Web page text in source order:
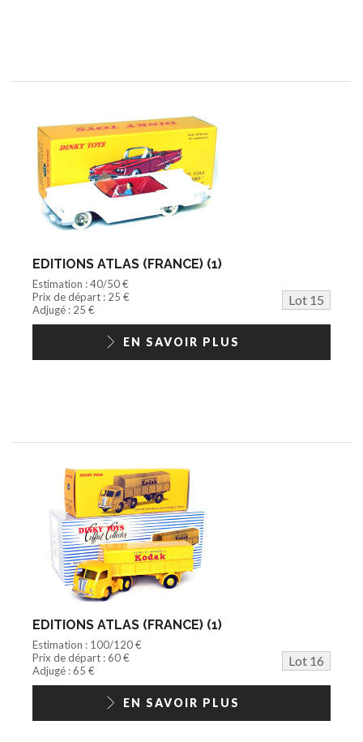
EDITIONS ATLAS (FRANCE) (1)
Estimation : 40/50 €
Prix de départ : 25 €
Lot 15
Adjugé : 25 €
EN SAVOIR PLUS
EDITIONS ATLAS (FRANCE) (1)
Estimation : 100/120 €
Prix de départ : 60 €
Lot 16
Adjugé : 65 €
EN SAVOIR PLUS